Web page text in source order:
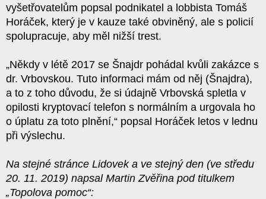
vyšetřovatelům popsal podnikatel a lobbista Tomáš
Horáček, který je v kauze také obviněný, ale s policií
spolupracuje, aby měl nižší trest.
„Někdy v létě 2017 se Šnajdr pohádal kvůli zakázce s
dr. Vrbovskou. Tuto informaci mám od něj (Šnajdra),
a to z toho důvodu, že si údajně Vrbovská spletla v
opilosti kryptovací telefon s normálním a urgovala ho
o úplatu za toto plnění,“ popsal Horáček letos v lednu
při výslechu.
Na stejné stránce Lidovek a ve stejný den (ve středu
20. 11. 2019) napsal Martin Zvěřina pod titulkem
„Topolova pomoc“: